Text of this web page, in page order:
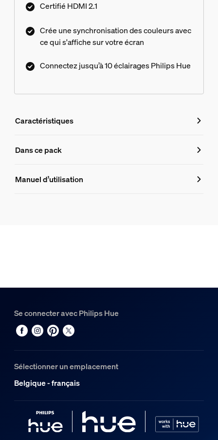
Certifié HDMI 2.1
Crée une synchronisation des couleurs avec
ce qui s'affiche sur votre écran
Connectez jusqu’à 10 éclairages Philips Hue
Caractéristiques
Caractéristiques
330181
Hue Philips Hue Play HDMI Sync Box 8K
Dans ce pack
Manuel d’utilisation
Se connecter avec Philips Hue
Sélectionner un emplacement
Belgique - français